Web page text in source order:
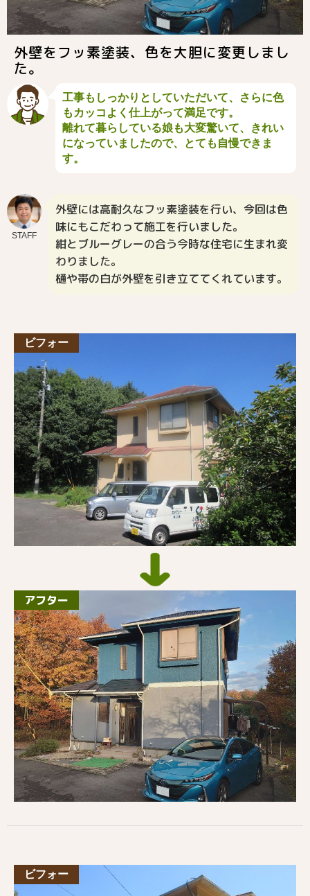
外壁をフッ素塗装、色を大胆に変更しまし
た。
工事もしっかりとしていただいて、さらに色
もカッコよく仕上がって満足です。
離れて暮らしている娘も大変驚いて、きれい
になっていましたので、とても自慢できま
す。
STAFF
外壁には高耐久なフッ素塗装を行い、今回は色
味にもこだわって施工を行いました。
紺とブルーグレーの合う今時な住宅に生まれ変
わりました。
樋や帯の白が外壁を引き立ててくれています。
ビフォー
アフター
ビフォー